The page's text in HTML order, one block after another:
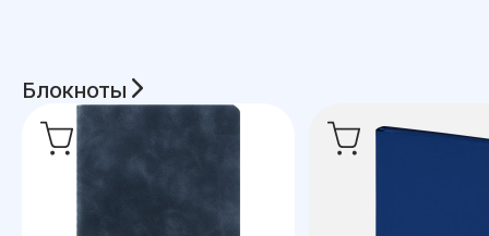
Блокноты